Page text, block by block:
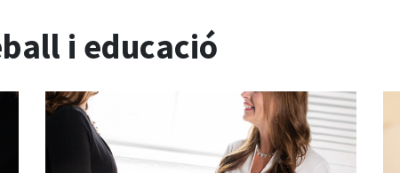
i educació